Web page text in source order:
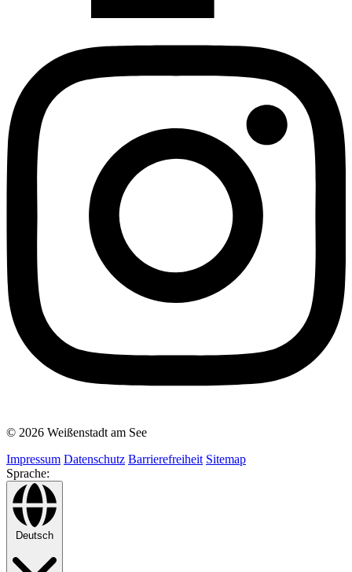
© 2026 Weißenstadt am See
Impressum Datenschutz Barrierefreiheit Sitemap
Sprache:
Deutsch